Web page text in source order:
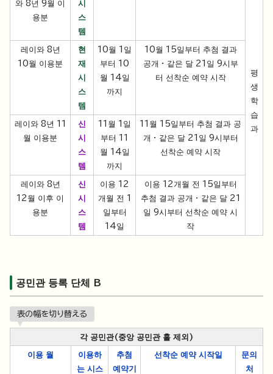
와 8년 9월 이
용분
시
스
템
평
생
학
습
과
레이와 8년
10월 이용분
현
재
시
스
템
10월 1일
부터 10
월 14일
까지
10월 15일부터 추첨 결과
공개 · 같은 달 21일 9시부
터 선착순 예약 시작
레이와 8년 11
월 이용분
신
시
스
템
11월 1일
부터 11
월 14일
까지
11월 15일부터 추첨 결과 공
개 · 같은 달 21일 9시부터
선착순 예약 시작
레이와 8년
12월 이후 이
용분
신
시
스
템
이용 12
개월 전 1
일부터
14일
이용 12개월 전 15일부터
추첨 결과 공개 · 같은 달 21
일 9시부터 선착순 예약 시
작
공민관 등록 단체 B
表の幅を切り替える
각 공민관(중앙 공민관 홀 제외)
이용 월
이용하
는 시스
추첨
예약기
선착순 예약 시작일
문의
처